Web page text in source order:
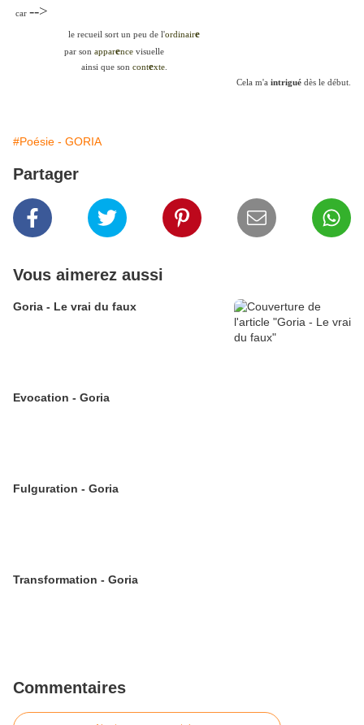
car -->
le recueil sort un peu de l'ordinaire
par son apparence visuelle
ainsi que son contexte
Cela m'a intrigué dès le début.
#Poésie - GORIA
Partager
Vous aimerez aussi
Goria - Le vrai du faux
Evocation - Goria
Fulguration - Goria
Transformation - Goria
Commentaires